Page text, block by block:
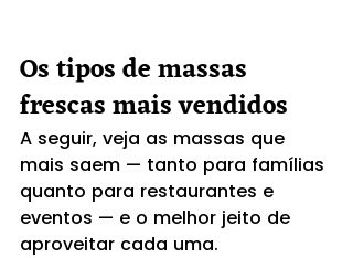
Os tipos de massas
frescas mais vendidos
A seguir, veja as massas que
mais saem — tanto para famílias
quanto para restaurantes e
eventos — e o melhor jeito de
aproveitar cada uma.